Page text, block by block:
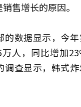
售增长的原因。
的数据显示，今
人，同比增加
调查显示，韩式